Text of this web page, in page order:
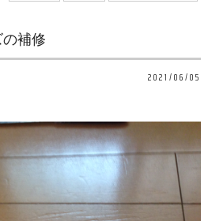
2021/06/05
補修